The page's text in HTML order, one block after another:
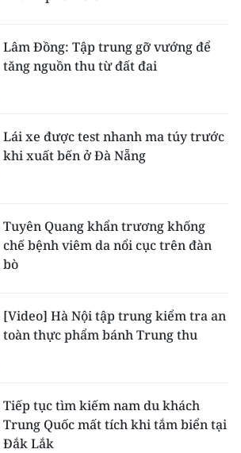
Lâm Đồng: Tập trung gỡ vướng để
tăng nguồn thu từ đất đai
Lái xe được test nhanh ma túy trước
khi xuất bến ở Đà Nẵng
Tuyên Quang khẩn trương khống
chế bệnh viêm da nổi cục trên đàn
bò
[Video] Hà Nội tập trung kiểm tra an
toàn thực phẩm bánh Trung thu
Tiếp tục tìm kiếm nam du khách
Trung Quốc mất tích khi tắm biển tại
Đắk Lắk